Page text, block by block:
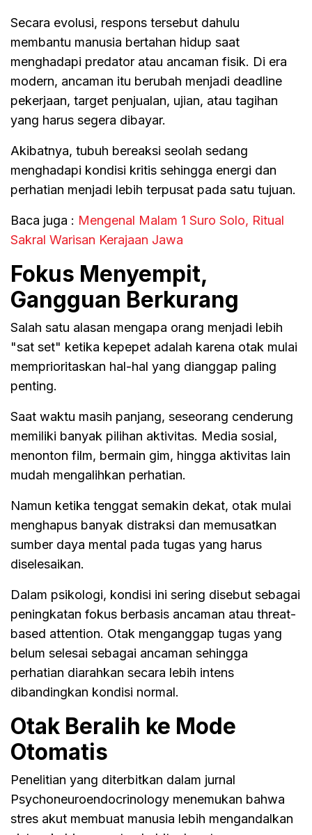
Secara evolusi, respons tersebut dahulu
membantu manusia bertahan hidup saat
menghadapi predator atau ancaman fisik. Di era
modern, ancaman itu berubah menjadi deadline
pekerjaan, target penjualan, ujian, atau tagihan
yang harus segera dibayar.
Akibatnya, tubuh bereaksi seolah sedang
menghadapi kondisi kritis sehingga energi dan
perhatian menjadi lebih terpusat pada satu tujuan.
Baca juga : Mengenal Malam 1 Suro Solo, Ritual
Sakral Warisan Kerajaan Jawa
Fokus Menyempit,
Gangguan Berkurang
Salah satu alasan mengapa orang menjadi lebih
"sat set" ketika kepepet adalah karena otak mulai
memprioritaskan hal-hal yang dianggap paling
penting.
Saat waktu masih panjang, seseorang cenderung
memiliki banyak pilihan aktivitas. Media sosial,
menonton film, bermain gim, hingga aktivitas lain
mudah mengalihkan perhatian.
Namun ketika tenggat semakin dekat, otak mulai
menghapus banyak distraksi dan memusatkan
sumber daya mental pada tugas yang harus
diselesaikan.
Dalam psikologi, kondisi ini sering disebut sebagai
peningkatan fokus berbasis ancaman atau threat-
based attention. Otak menganggap tugas yang
belum selesai sebagai ancaman sehingga
perhatian diarahkan secara lebih intens
dibandingkan kondisi normal.
Otak Beralih ke Mode
Otomatis
Penelitian yang diterbitkan dalam jurnal
Psychoneuroendocrinology menemukan bahwa
stres akut membuat manusia lebih mengandalkan